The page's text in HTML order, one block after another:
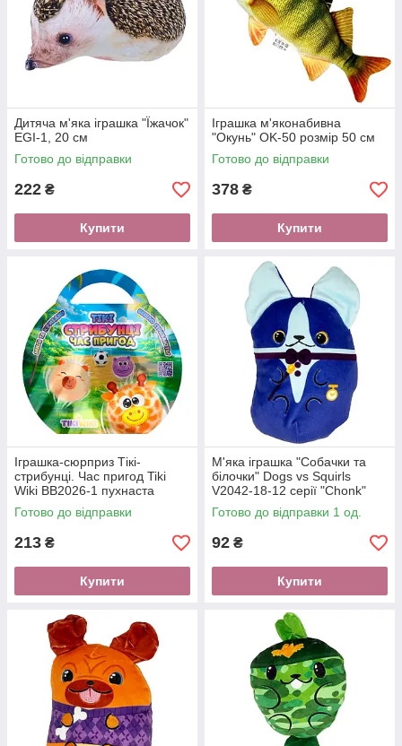
Дитяча м'яка іграшка "Їжачок"
EGI-1, 20 см
Готово до відправки
222 ₴
Купити
Іграшка м'яконабивна
"Окунь" OK-50 розмір 50 см
Готово до відправки
378 ₴
Купити
Іграшка-сюрприз Тікі-
стрибунці. Час пригод Tiki
Wiki BB2026-1 пухнаста
поверхня
Готово до відправки
213 ₴
Купити
М'яка іграшка "Собачки та
білочки" Dogs vs Squirls
V2042-18-12 серії "Сhonk"
Готово до відправки 1 од.
92 ₴
Купити